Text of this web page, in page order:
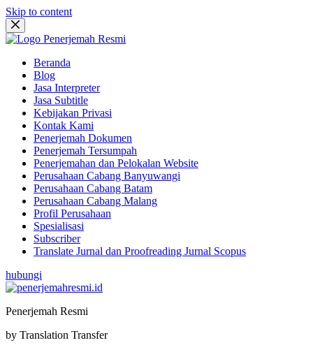
Skip to content
Beranda
Blog
Jasa Interpreter
Jasa Subtitle
Kebijakan Privasi
Kontak Kami
Penerjemah Dokumen
Penerjemah Tersumpah
Penerjemahan dan Pelokalan Website
Perusahaan Cabang Banyuwangi
Perusahaan Cabang Batam
Perusahaan Cabang Malang
Profil Perusahaan
Spesialisasi
Subscriber
Translate Jurnal dan Proofreading Jurnal Scopus
hubungi
Penerjemah Resmi
by Translation Transfer